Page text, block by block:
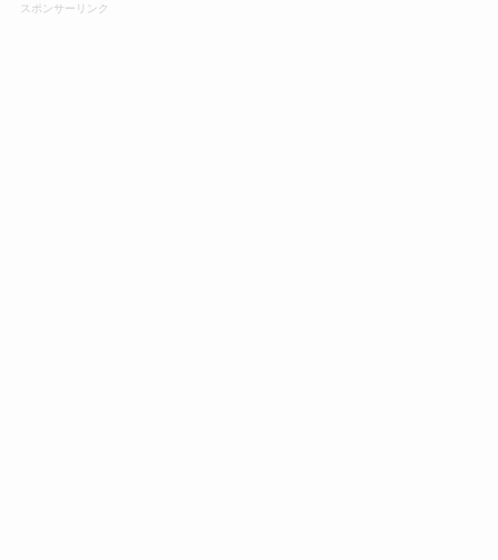
スポンサーリンク